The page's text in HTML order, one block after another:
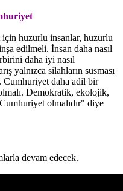
huzurlu insanlar, huzurlu
edilmeli. İnsan daha nasıl
daha iyi nasıl
yalnızca silahların susması
daha adil bir
Demokratik, ekolojik,
olmalıdır" diye
devam edecek.